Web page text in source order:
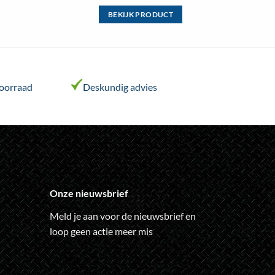
BEKIJK PRODUCT
variaties.
kan
gekozen
worden
op
de
productpagina
Deskundig advies
Onze nieuwsbrief
Meld je aan voor de nieuwsbrief en
loop geen actie meer mis